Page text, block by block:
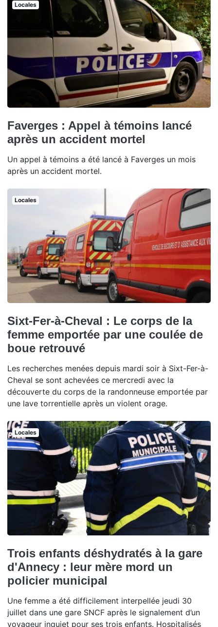
Locales
Faverges : Appel à témoins lancé
après un accident mortel
Un appel à témoins a été lancé à Faverges un mois
après un accident mortel.
Locales
Sixt-Fer-à-Cheval : Le corps de la
femme emportée par une coulée de
boue retrouvé
Les recherches menées depuis mardi soir à Sixt-Fer-à-
Cheval se sont achevées ce mercredi avec la
découverte du corps de la randonneuse emportée par
une lave torrentielle après un violent orage.
Locales
Trois enfants déshydratés à la gare
d'Annecy : leur mère mord un
policier municipal
Une femme a été difficilement interpellée jeudi 30
juillet dans une gare SNCF après le signalement d’un
voyageur inquiet pour ses trois enfants. Hospitalisés